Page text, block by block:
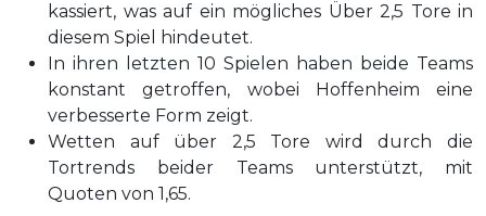
kassiert, was auf ein mögliches Über 2,5 Tore in
diesem Spiel hindeutet.
In ihren letzten 10 Spielen haben beide Teams
konstant getroffen, wobei Hoffenheim eine
verbesserte Form zeigt.
Wetten auf über 2,5 Tore wird durch die
Tortrends beider Teams unterstützt, mit
Quoten von 1,65.